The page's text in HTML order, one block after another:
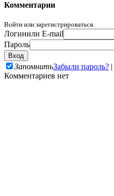
Комментарии
Войти или зарегистрироваться.
Логинили E-mail
Пароль
ЗапомнитьЗабыли пароль? |
Комментариев нет